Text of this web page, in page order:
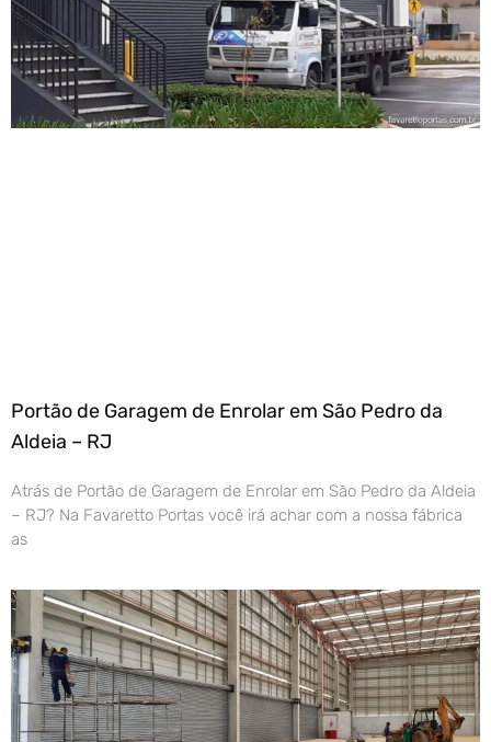
Portão de Garagem de Enrolar em São Pedro da
Aldeia – RJ
Atrás de Portão de Garagem de Enrolar em São Pedro da Aldeia
– RJ? Na Favaretto Portas você irá achar com a nossa fábrica
as